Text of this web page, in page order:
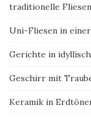
traditionelle Fliesen
Uni-Fliesen in
Gerichte in
Geschirr mit
Keramik in